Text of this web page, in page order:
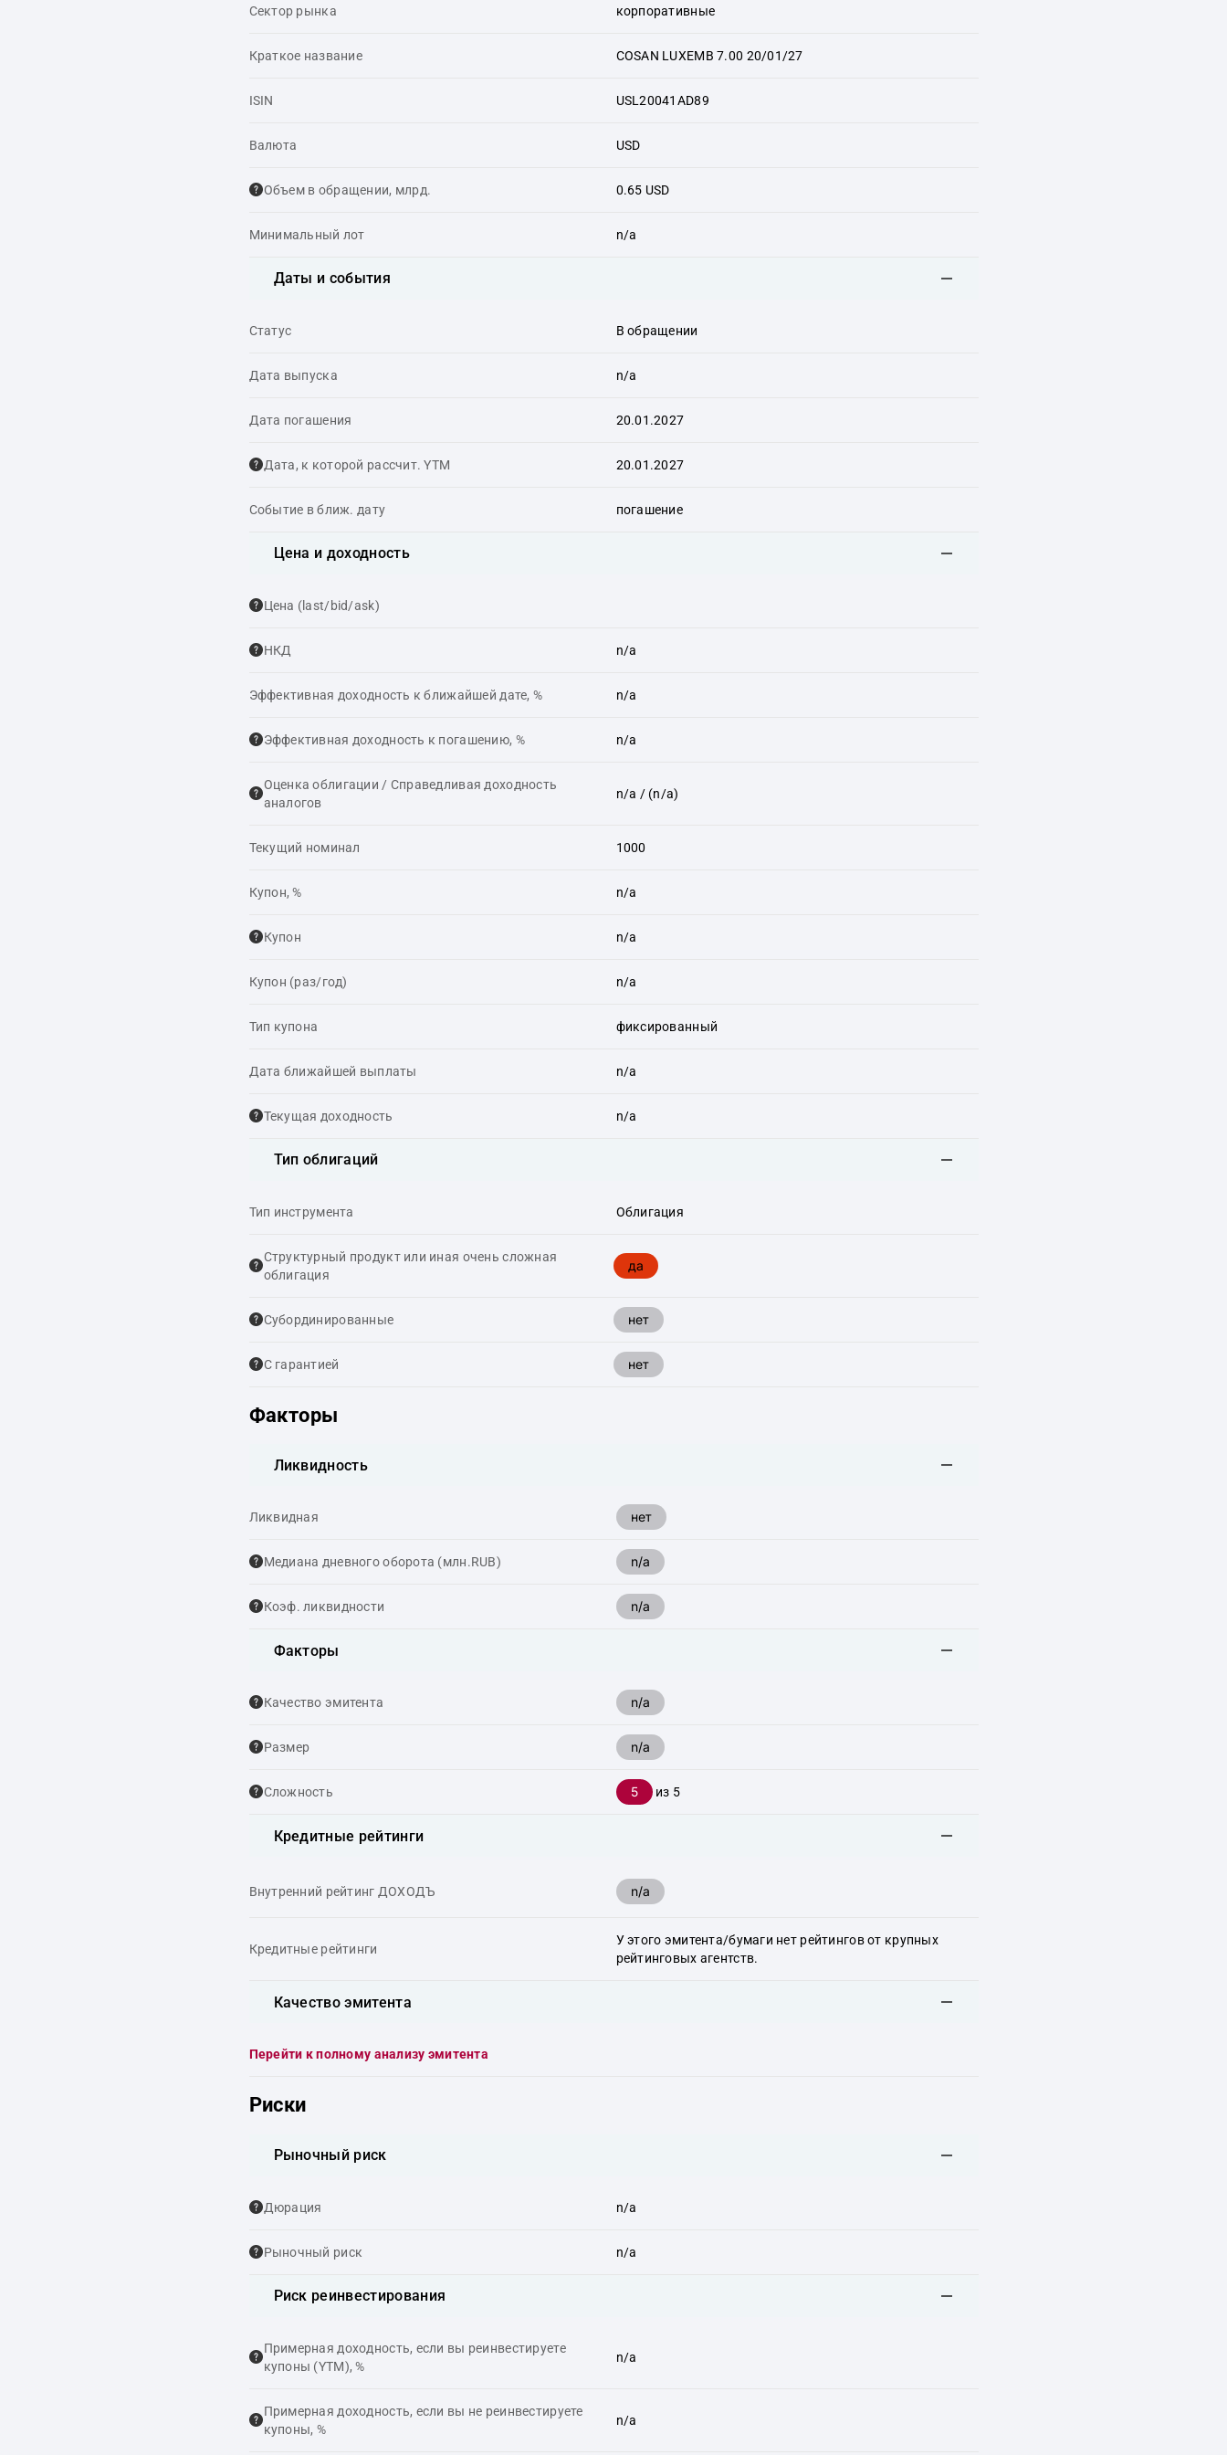
Сектор рынка корпоративные
Краткое название COSAN LUXEMB 7.00 20/01/27
ISIN USL20041AD89
Валюта USD
Объем в обращении, млрд. 0.65 USD
Минимальный лот n/a
Даты и события
Статус В обращении
Дата выпуска n/a
Дата погашения 20.01.2027
Дата, к которой рассчит. YTM 20.01.2027
Событие в ближ. дату погашение
Цена и доходность
Цена (last/bid/ask)
НКД n/a
Эффективная доходность к ближайшей дате, % n/a
Эффективная доходность к погашению, % n/a
Оценка облигации / Справедливая доходность
аналогов
n/a / (n/a)
Текущий номинал 1000
Купон, % n/a
Купон n/a
Купон (раз/год) n/a
Тип купона фиксированный
Дата ближайшей выплаты n/a
Текущая доходность n/a
Тип облигаций
Тип инструмента Облигация
Структурный продукт или иная очень сложная
облигация
да
Cубординированные нет
С гарантией нет
Факторы
Ликвидность
Ликвидная нет
Медиана дневного оборота (млн.RUB) n/a
Коэф. ликвидности n/a
Факторы
Качество эмитента n/a
Размер n/a
Сложность 5 из 5
Кредитные рейтинги
Внутренний рейтинг ДОХОДЪ n/a
Кредитные рейтинги
У этого эмитента/бумаги нет рейтингов от крупных
рейтинговых агентств.
Качество эмитента
Перейти к полному анализу эмитента
Риски
Рыночный риск
Дюрация n/a
Рыночный риск n/a
Риск реинвестирования
Примерная доходность, если вы реинвестируете
купоны (YTM), %
n/a
Примерная доходность, если вы не реинвестируете
купоны, %
n/a